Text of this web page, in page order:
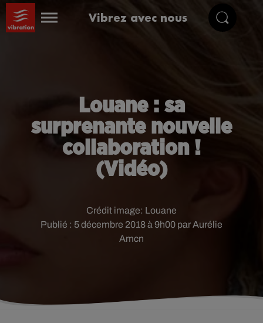
Vibrez avec nous
Louane : sa
surprenante nouvelle
collaboration !
(Vidéo)
Publié : 5 décembre 2018 à 9h00 par Aurélie
Amcn
Crédit image: Louane